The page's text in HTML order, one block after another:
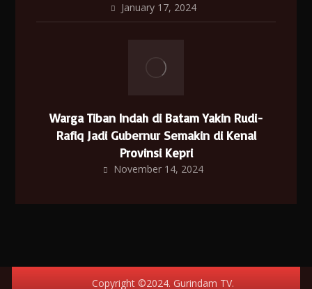
January 17, 2024
Warga Tiban Indah di Batam Yakin Rudi-
Rafiq Jadi Gubernur Semakin di Kenal
Provinsi Kepri
November 14, 2024
Copyright ©2024. Gurindam TV.